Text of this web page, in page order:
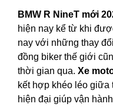
BMW R NineT mới
hiện nay kể từ khi
nay với những thay
đồng biker thế giới
thời gian qua. Xe
kết hợp khéo léo giữa
hiện đại giúp vận